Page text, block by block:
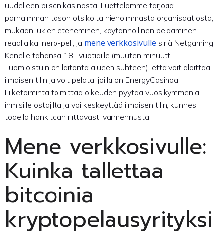
uudelleen piisonikasinosta. Luettelomme tarjoaa
parhaimman tason otsikoita hienoimmasta organisaatiosta,
mukaan lukien eteneminen, käytännöllinen pelaaminen
reaaliaika, nero-peli, ja mene verkkosivulle sinä Netgaming.
Kenelle tahansa 18 -vuotiaille (muuten minuutti.
Tuomioistuin on laitonta alueen suhteen), että voit aloittaa
ilmaisen tilin ja voit pelata, joilla on EnergyCasinoa.
Liiketoiminta toimittaa oikeuden pyytää vuosikymmeniä
ihmisille ostajilta ja voi keskeyttää ilmaisen tilin, kunnes
todella hankitaan riittävästi varmennusta.
Mene verkkosivulle:
Kuinka tallettaa
bitcoinia
kryptopelausyrityksi